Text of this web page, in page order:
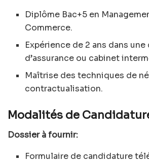
Diplôme Bac+5 en
Commerce.
Expérience de 2 ans dans
d’assurance ou cabinet
Maîtrise des techniques de
contractualisation.
Modalités de
Dossier à fournir:
Formulaire de candidature